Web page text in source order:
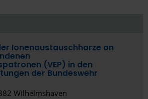
Ionenaustauschharze an
(VEP) in den
der Bundeswehr
Wilhelmshaven